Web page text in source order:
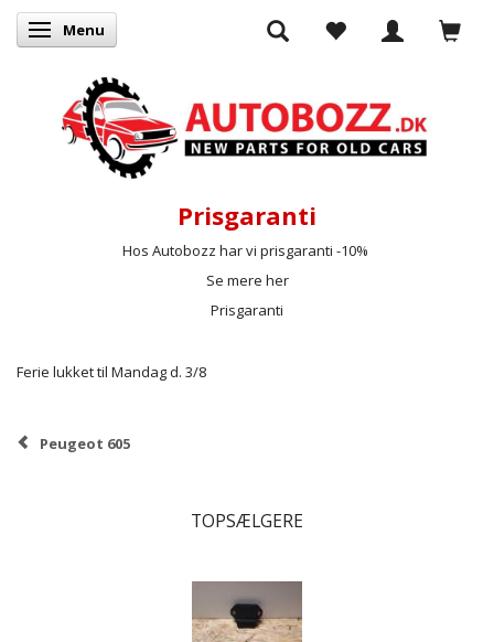
Skifte navigation
Menu
Prisgaranti
Hos Autobozz har vi prisgaranti -10%
Se mere her
Prisgaranti
Ferie lukket til Mandag d. 3/8
Peugeot 605
TOPSÆLGERE